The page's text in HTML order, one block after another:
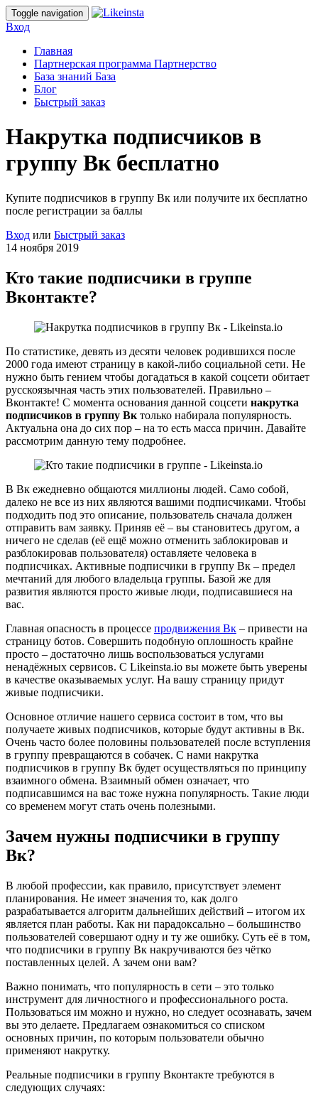
Toggle navigation
Вход
Главная
Партнерская программа Партнерство
База знаний База
Блог
Быстрый заказ
Накрутка подписчиков в
группу Вк бесплатно
Купите подписчиков в группу Вк или получите их бесплатно
после регистрации за баллы
Вход или Быстрый заказ
14 ноября 2019
Кто такие подписчики в группе
Вконтакте?
По статистике, девять из десяти человек родившихся после
2000 года имеют страницу в какой-либо социальной сети. Не
нужно быть гением чтобы догадаться в какой соцсети обитает
русскоязычная часть этих пользователей. Правильно –
Вконтакте! С момента основания данной соцсети накрутка
подписчиков в группу Вк только набирала популярность.
Актуальна она до сих пор – на то есть масса причин. Давайте
рассмотрим данную тему подробнее.
В Вк ежедневно общаются миллионы людей. Само собой,
далеко не все из них являются вашими подписчиками. Чтобы
подходить под это описание, пользователь сначала должен
отправить вам заявку. Приняв её – вы становитесь другом, а
ничего не сделав (её ещё можно отменить заблокировав и
разблокировав пользователя) оставляете человека в
подписчиках. Активные подписчики в группу Вк – предел
мечтаний для любого владельца группы. Базой же для
развития являются просто живые люди, подписавшиеся на
вас.
Главная опасность в процессе продвижения Вк – привести на
страницу ботов. Совершить подобную оплошность крайне
просто – достаточно лишь воспользоваться услугами
ненадёжных сервисов. С Likeinsta.io вы можете быть уверены
в качестве оказываемых услуг. На вашу страницу придут
живые подписчики.
Основное отличие нашего сервиса состоит в том, что вы
получаете живых подписчиков, которые будут активны в Вк.
Очень часто более половины пользователей после вступления
в группу превращаются в собачек. С нами накрутка
подписчиков в группу Вк будет осуществляться по принципу
взаимного обмена. Взаимный обмен означает, что
подписавшимся на вас тоже нужна популярность. Такие люди
со временем могут стать очень полезными.
Зачем нужны подписчики в группу
Вк?
В любой профессии, как правило, присутствует элемент
планирования. Не имеет значения то, как долго
разрабатывается алгоритм дальнейших действий – итогом их
является план работы. Как ни парадоксально – большинство
пользователей совершают одну и ту же ошибку. Суть её в том,
что подписчики в группу Вк накручиваются без чётко
поставленных целей. А зачем они вам?
Важно понимать, что популярность в сети – это только
инструмент для личностного и профессионального роста.
Пользоваться им можно и нужно, но следует осознавать, зачем
вы это делаете. Предлагаем ознакомиться со списком
основных причин, по которым пользователи обычно
применяют накрутку.
Реальные подписчики в группу Вконтакте требуются в
следующих случаях: